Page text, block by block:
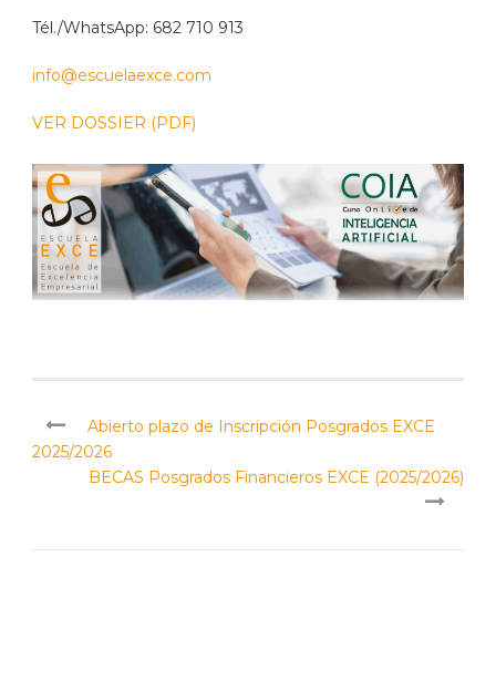
Tél./WhatsApp: 682 710 913
info@escuelaexce.com
VER DOSSIER (PDF)
Abierto plazo de Inscripción Posgrados EXCE
2025/2026
BECAS Posgrados Financieros EXCE (2025/2026)